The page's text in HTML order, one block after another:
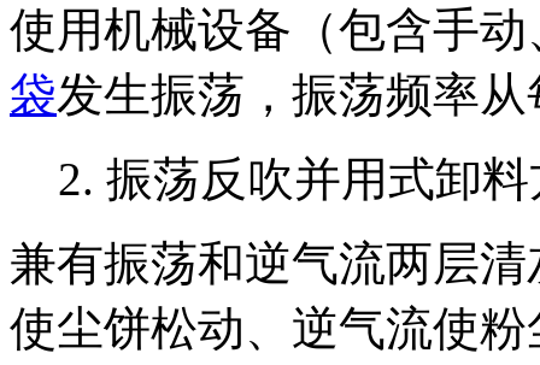
使用机械设备（包含手
袋发生振荡，振荡频率
2. 振荡反吹并用式卸料
兼有振荡和逆气流两层
使尘饼松动、逆气流使